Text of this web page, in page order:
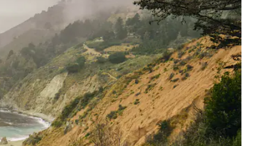
bas pour les parcourir ou en appuyant et en faisant glisser.